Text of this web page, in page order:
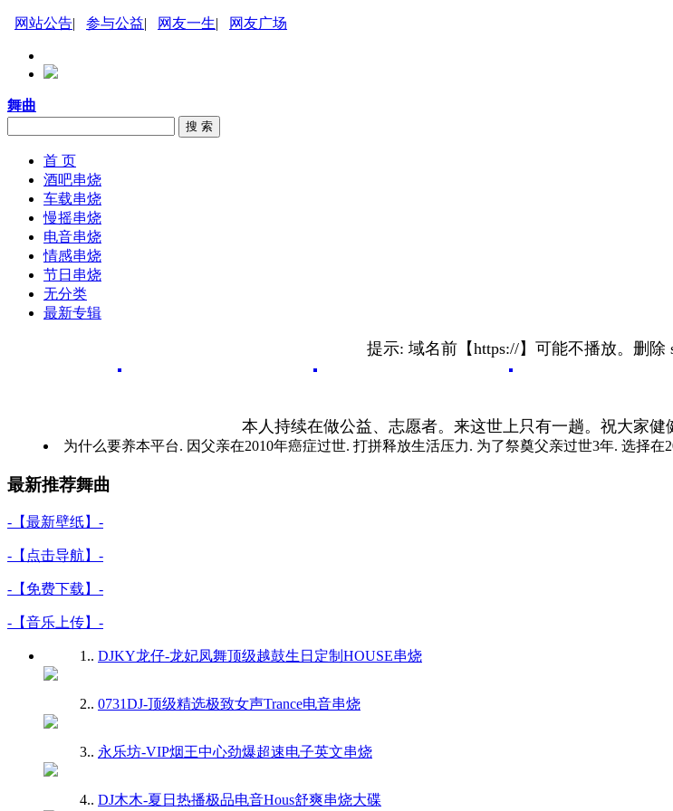
网站公告| 参与公益| 网友一生| 网友广场
舞曲
搜 索
首 页
酒吧串烧
车载串烧
慢摇串烧
电音串烧
情感串烧
节日串烧
无分类
最新专辑
提示: 域名前【https://】可能不播放。删除
本人持续在做公益、志愿者。来这世上只有一趟。祝大家
为什么要养本平台. 因父亲在2010年癌症过世. 打拼释放生活压力. 为了祭奠父亲过世3年. 选择
最新推荐舞曲
-【最新壁纸】-
-【点击导航】-
-【免费下载】-
-【音乐上传】-
1.. DJKY龙仔-龙妃凤舞顶级越鼓生日定制HOUSE串烧
2.. 0731DJ-顶级精选极致女声Trance电音串烧
3.. 永乐坊-VIP烟王中心劲爆超速电子英文串烧
4.. DJ木木-夏日热播极品电音Hous舒爽串烧大碟